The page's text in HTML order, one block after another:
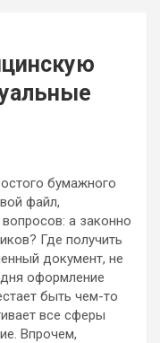
бумажного
файл,
а законно
Где получить
документ, не
оформление
быть чем-то
все сферы
Впрочем,